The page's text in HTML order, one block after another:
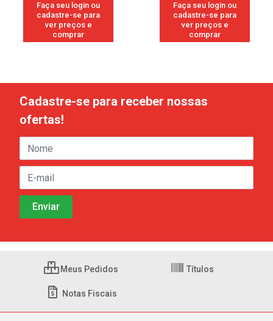
Faça seu login ou
cadastre-se para
ver preços e
comprar
Faça seu login ou
cadastre-se para
ver preços e
comprar
Cadastre-se para receber nossas
ofertas!
Meus Pedidos Títulos
Notas Fiscais